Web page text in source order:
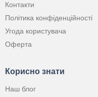
Контакти
Політика конфіденційності
Угода користувача
Оферта
Корисно знати
Наш блог